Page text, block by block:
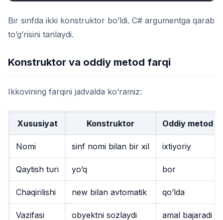
Bir sinfda ikki konstruktor bo’ldi. C# argumentga qarab
to’g’risini tanlaydi.
Konstruktor va oddiy metod farqi
Ikkovining farqini jadvalda ko’ramiz:
Xususiyat Konstruktor Oddiy metod
Nomi sinf nomi bilan bir xil ixtiyoriy
Qaytish turi yo’q bor
Chaqirilishi new bilan avtomatik qo’lda
Vazifasi obyektni sozlaydi amal bajaradi